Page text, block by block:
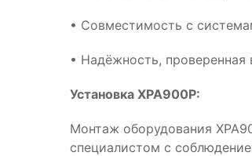
• Совместимость с
• Надёжность, проверенная
Установка XPA900P:
Монтаж оборудования
специалистом с